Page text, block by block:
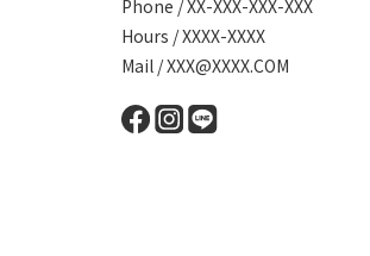
Phone / XX-XXX-XXX-XXX
Hours / XXXX-XXXX
Mail / XXX@XXXX.COM